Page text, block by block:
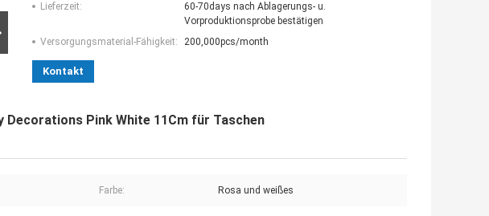
Lieferzeit:
60-70days nach Ablagerungs- u.
Vorproduktionsprobe bestätigen
Versorgungsmaterial-Fähigkeit:
200,000pcs/month
Kontakt
Decorations Pink White 11Cm für Taschen
Farbe: Rosa und weißes